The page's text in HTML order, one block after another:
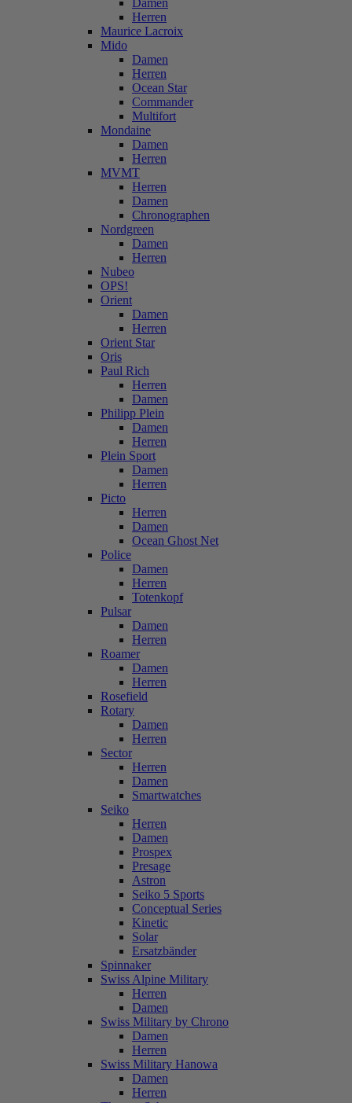
Damen
Herren
Maurice Lacroix
Mido
Damen
Herren
Ocean Star
Commander
Multifort
Mondaine
Damen
Herren
MVMT
Herren
Damen
Chronographen
Nordgreen
Damen
Herren
Nubeo
OPS!
Orient
Damen
Herren
Orient Star
Oris
Paul Rich
Herren
Damen
Philipp Plein
Damen
Herren
Plein Sport
Damen
Herren
Picto
Herren
Damen
Ocean Ghost Net
Police
Damen
Herren
Totenkopf
Pulsar
Damen
Herren
Roamer
Damen
Herren
Rosefield
Rotary
Damen
Herren
Sector
Herren
Damen
Smartwatches
Seiko
Herren
Damen
Prospex
Presage
Astron
Seiko 5 Sports
Conceptual Series
Kinetic
Solar
Ersatzbänder
Spinnaker
Swiss Alpine Military
Herren
Damen
Swiss Military by Chrono
Damen
Herren
Swiss Military Hanowa
Damen
Herren